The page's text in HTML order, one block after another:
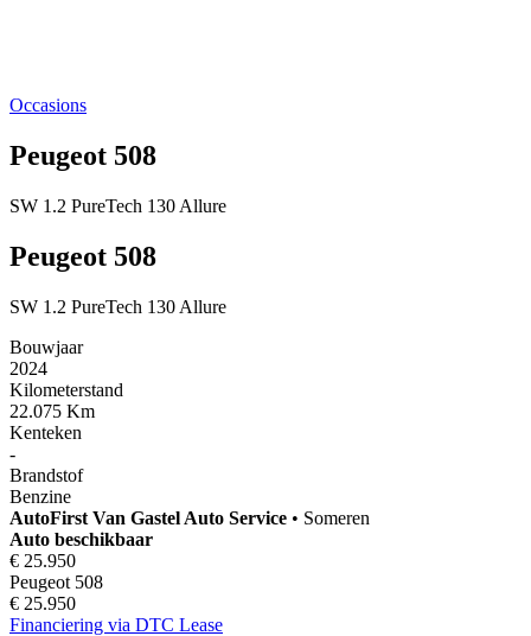
Occasions
Peugeot 508
SW 1.2 PureTech 130 Allure
Peugeot 508
SW 1.2 PureTech 130 Allure
Bouwjaar
2024
Kilometerstand
22.075 Km
Kenteken
-
Brandstof
Benzine
AutoFirst Van Gastel Auto Service • Someren
Auto beschikbaar
€ 25.950
Peugeot 508
€ 25.950
Financiering via DTC Lease